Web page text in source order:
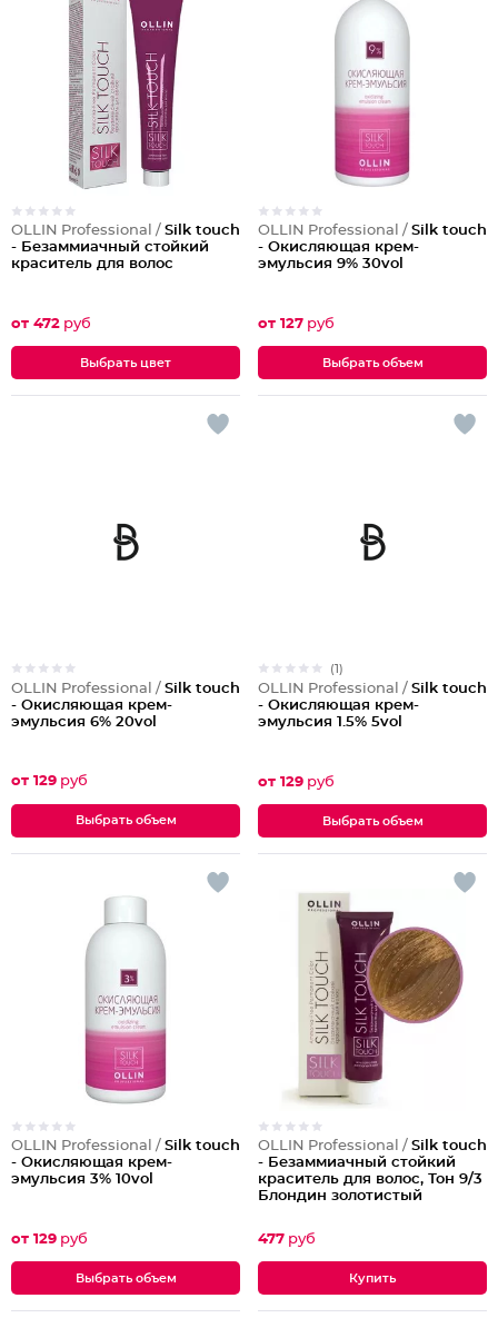
OLLIN Professional / Silk touch
- Безаммиачный стойкий
краситель для волос
от 472 руб
Выбрать цвет
OLLIN Professional / Silk touch
- Окисляющая крем-
эмульсия 9% 30vol
от 127 руб
Выбрать объем
OLLIN Professional / Silk touch
- Окисляющая крем-
эмульсия 6% 20vol
от 129 руб
Выбрать объем
(1)
OLLIN Professional / Silk touch
- Окисляющая крем-
эмульсия 1.5% 5vol
от 129 руб
Выбрать объем
OLLIN Professional / Silk touch
- Окисляющая крем-
эмульсия 3% 10vol
от 129 руб
Выбрать объем
OLLIN Professional / Silk touch
- Безаммиачный стойкий
краситель для волос, Тон 9/3
Блондин золотистый
477 руб